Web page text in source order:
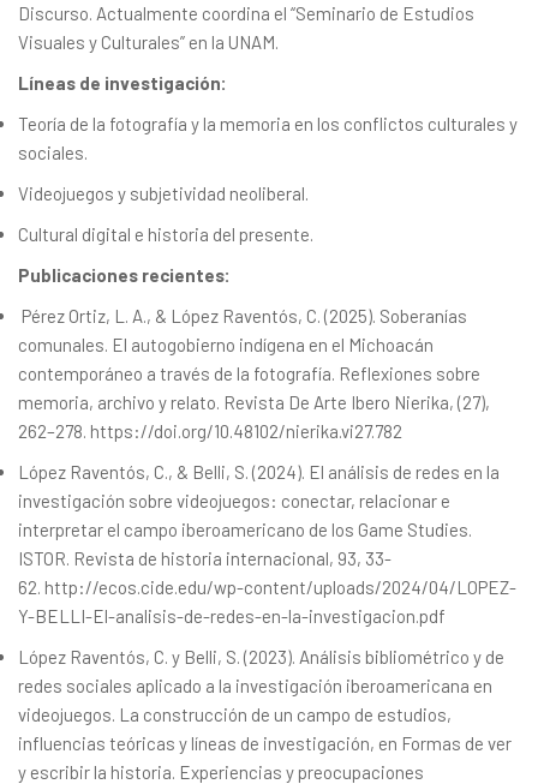
Discurso. Actualmente coordina el “Seminario de Estudios
Visuales y Culturales” en la UNAM.
Líneas de investigación:
Teoría de la fotografía y la memoria en los conflictos culturales y
sociales.
Videojuegos y subjetividad neoliberal.
Cultural digital e historia del presente.
Publicaciones recientes:
Pérez Ortiz, L. A., & López Raventós, C. (2025). Soberanías
comunales. El autogobierno indígena en el Michoacán
contemporáneo a través de la fotografía. Reflexiones sobre
memoria, archivo y relato. Revista De Arte Ibero Nierika, (27),
262–278. https://doi.org/10.48102/nierika.vi27.782
López Raventós, C., & Belli, S. (2024). El análisis de redes en la
investigación sobre videojuegos: conectar, relacionar e
interpretar el campo iberoamericano de los Game Studies.
ISTOR. Revista de historia internacional, 93, 33-
62. http://ecos.cide.edu/wp-content/uploads/2024/04/LOPEZ-
Y-BELLI-El-analisis-de-redes-en-la-investigacion.pdf
López Raventós, C. y Belli, S. (2023). Análisis bibliométrico y de
redes sociales aplicado a la investigación iberoamericana en
videojuegos. La construcción de un campo de estudios,
influencias teóricas y líneas de investigación, en Formas de ver
y escribir la historia. Experiencias y preocupaciones